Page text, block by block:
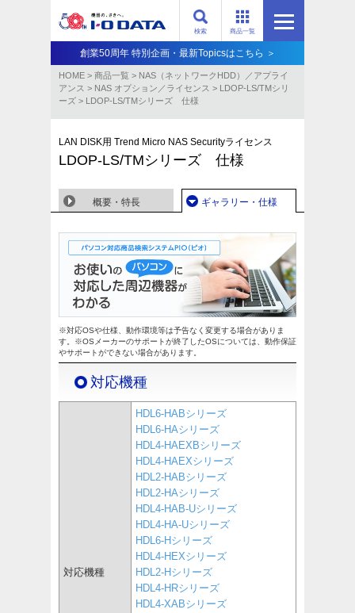
商品一覧
検索
創業50周年 特別企画・最新Topicsはこちら ＞
HOME > 商品一覧 > NAS（ネットワークHDD）／アプライ
アンス​ > NAS オプション／ライセンス > LDOP-LS/TMシリ
ーズ > LDOP-LS/TMシリーズ 仕様
LAN DISK用 Trend Micro NAS Securityライセンス
LDOP-LS/TMシリーズ 仕様
概要・特長 ギャラリー・仕様
※対応OSや仕様、動作環境等は予告なく変更する場合がありま
す。※OSメーカーのサポートが終了したOSについては、動作保証
やサポートができない場合があります。
対応機種
対応機種
HDL6-HABシリーズ
HDL6-HAシリーズ
HDL4-HAEXBシリーズ
HDL4-HAEXシリーズ
HDL2-HABシリーズ
HDL2-HAシリーズ
HDL4-HAB-Uシリーズ
HDL4-HA-Uシリーズ
HDL6-Hシリーズ
HDL4-HEXシリーズ
HDL2-Hシリーズ
HDL4-HRシリーズ
HDL4-XABシリーズ